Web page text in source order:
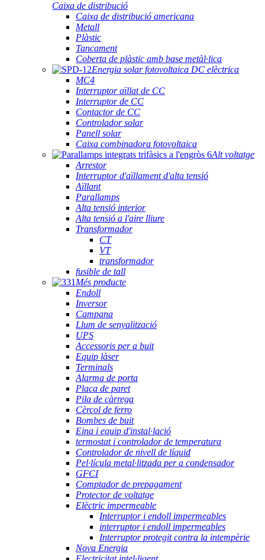
Caixa de distribució
Caixa de distribució americana
Metall
Plàstic
Tancament
Coberta de plàstic amb base metàl·lica
Energia solar fotovoltaica DC elèctrica
MC4
Interruptor aïllat de CC
Interruptor de CC
Contactor de CC
Controlador solar
Panell solar
Caixa combinadora fotovoltaica
Alt voltatge
Arrestor
Interruptor d'aïllament d'alta tensió
Aïllant
Parallamps
Alta tensió interior
Alta tensió a l'aire lliure
Transformador
CT
VT
transformador
fusible de tall
Més producte
Endoll
Inversor
Campana
Llum de senyalització
UPS
Accessoris per a buit
Equip làser
Terminals
Alarma de porta
Placa de paret
Pila de càrrega
Cèrcol de ferro
Bombes de buit
Eina i equip d'instal·lació
termostat i controlador de temperatura
Controlador de nivell de líquid
Pel·lícula metal·litzada per a condensador
GFCI
Comptador de prepagament
Protector de voltatge
Elèctric impermeable
Interruptor i endoll impermeables
interruptor i endoll impermeables
Interruptor protegit contra la intempèrie
Nova Energia